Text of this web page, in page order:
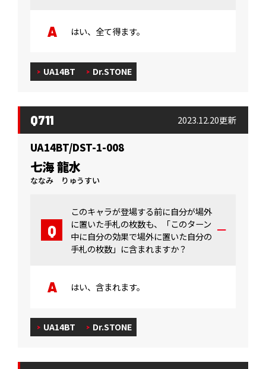
はい、全て得ます。
UA14BT Dr.STONE
Q711 2023.12.20更新
UA14BT/DST-1-008
七海 龍水
ななみ りゅうすい
このキャラが登場する前に自分が場外
に置いた手札の枚数も、「このターン
中に自分の効果で場外に置いた自分の
手札の枚数」に含まれますか？
はい、含まれます。
UA14BT Dr.STONE